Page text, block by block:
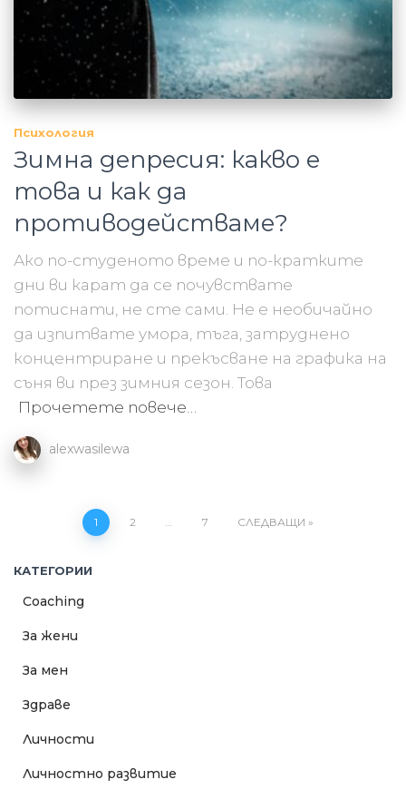
Психология
Зимна депресия: какво е
това и как да
противодействаме?
Ако по-студеното време и по-кратките
дни ви карат да се почувствате
потиснати, не сте сами. Не е необичайно
да изпитвате умора, тъга, затруднено
концентриране и прекъсване на графика на
съня ви през зимния сезон. Това
Прочетете повече…
alexwasilewa
Навигация
1 2 7 СЛЕДВАЩИ
КАТЕГОРИИ
Coaching
За жени
За мен
Здраве
Личности
Личностно развитие